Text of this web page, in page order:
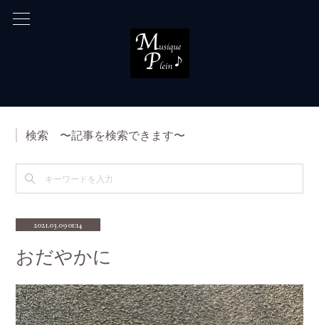
検索 〜記事を検索できます〜
2021.03.09 01:14
おだやかに